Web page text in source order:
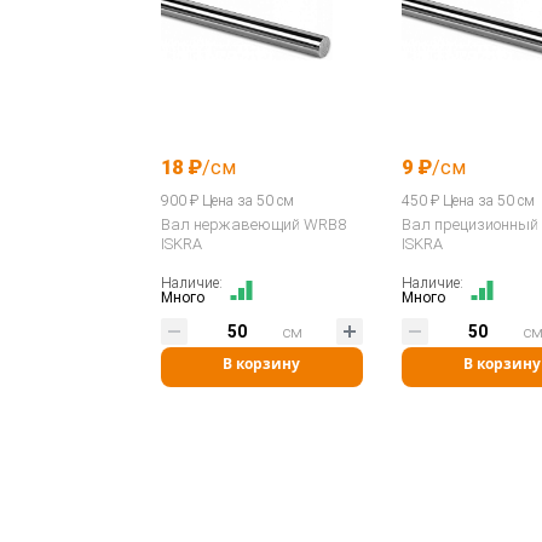
18 ₽/см
900 ₽ Цена за 50 см
Вал нержавеющий WRB8
ISKRA
Наличие:
Много
В корзину
см
9 ₽/см
450 ₽ Цена за 50 см
Вал прецизионный
ISKRA
Наличие:
Много
В корзину